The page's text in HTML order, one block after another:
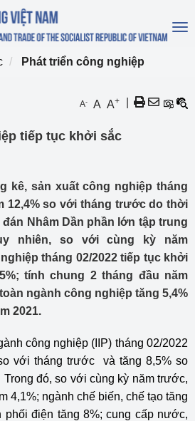
Phát triển công nghiệp
A- A A+
tiếp tục khởi sắc
kê, sản xuất công nghiệp tháng
12,4% so với tháng trước do thời
Nhâm Dần phần lớn tập trung
nhiên, so với cùng kỳ năm
tháng 02/2022 tiếp tục khởi
tính chung 2 tháng đầu năm
ngành công nghiệp tăng 5,4%
2021.
công nghiệp (IIP) tháng 02/2022
với tháng trước và tăng 8,5% so
đó, so với cùng kỳ năm trước,
4,1%; ngành chế biến, chế tạo tăng
phối điện tăng 8%; cung cấp nước,